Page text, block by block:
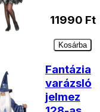
11990 Ft
Kosárba
Fantázia
varázsló
jelmez